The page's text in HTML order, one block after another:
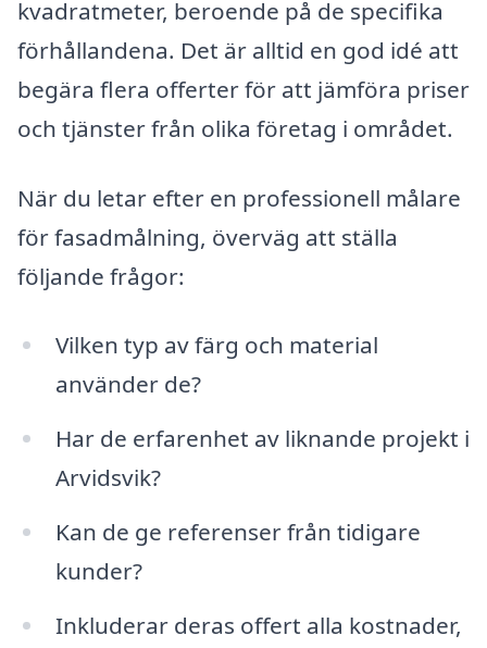
kvadratmeter, beroende på de specifika
förhållandena. Det är alltid en god idé att
begära flera offerter för att jämföra priser
och tjänster från olika företag i området.
När du letar efter en professionell målare
för fasadmålning, överväg att ställa
följande frågor:
Vilken typ av färg och material
använder de?
Har de erfarenhet av liknande projekt i
Arvidsvik?
Kan de ge referenser från tidigare
kunder?
Inkluderar deras offert alla kostnader,